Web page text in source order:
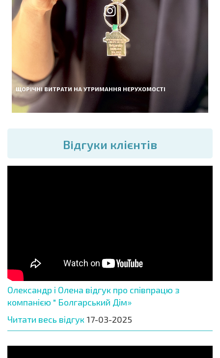
ЩОРІЧНІ ВИТРАТИ НА УТРИМАННЯ НЕРУХОМОСТІ
Вiдгуки клієнтів
Олександр і Олена відгук про співпрацю з
компанією " Болгарський Дім»
Читати весь відгук 17-03-2025